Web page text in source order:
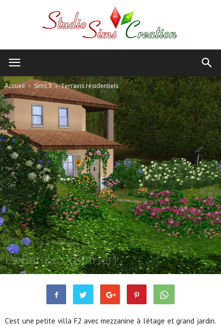
Creation
Accueil Sims 3 Terrains résidentiels
Sims 3 Terrains résidentiels
Le Barroux (Starter)
Juil 27, 2010 4698 0
C’est une petite villa F2 avec mezzanine à l’étage et grand jardin.